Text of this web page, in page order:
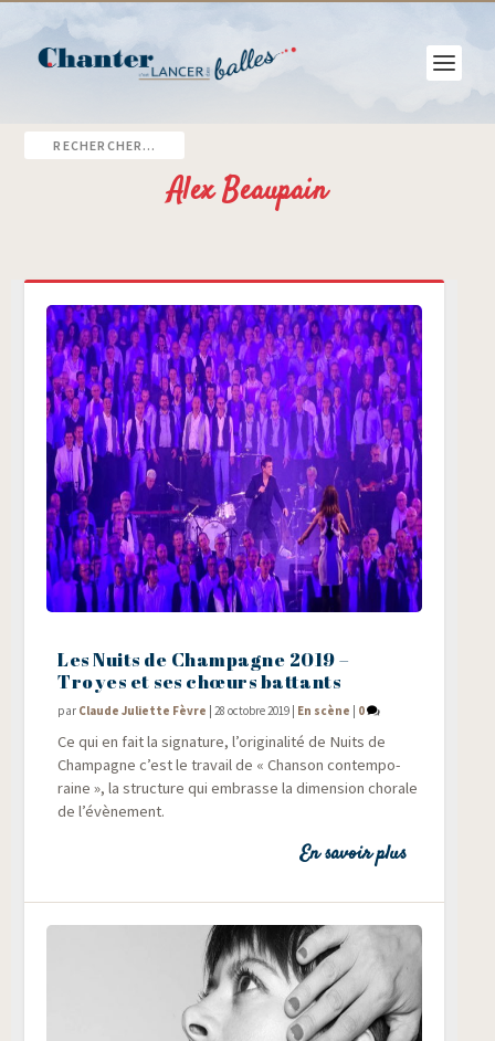
Alex Beaupain
Les Nuits de Champagne 2019 –
Troyes et ses chœurs battants
par Claude Juliette Fèvre |28 octobre 2019 | En scène | 0
Ce qui en fait la signa­ture, l’originalité de Nuits de
Cham­pagne c’est le tra­vail de « Chan­son contem­po­
raine », la struc­ture qui embrasse la dimen­sion cho­rale
de l’évènement.
En savoir plus